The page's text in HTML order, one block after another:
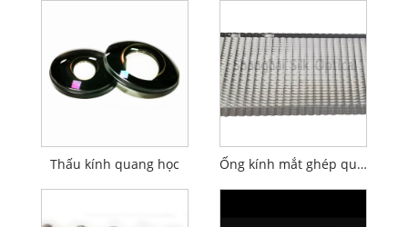
Thấu kính quang học Ống kính mắt ghép quang học BOSHI